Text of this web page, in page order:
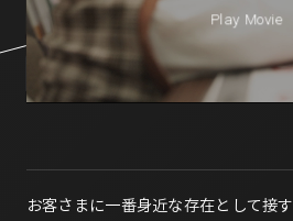
Play Movie
お客さまに一番身近な存在として接